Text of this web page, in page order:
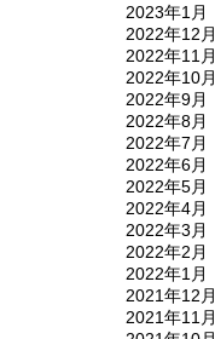
2023年1月
2022年12月
2022年11月
2022年10月
2022年9月
2022年8月
2022年7月
2022年6月
2022年5月
2022年4月
2022年3月
2022年2月
2022年1月
2021年12月
2021年11月